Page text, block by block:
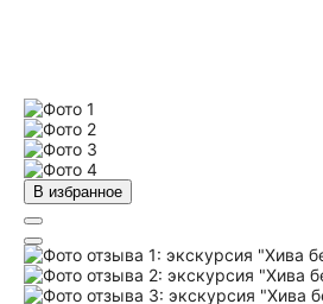
В избранное